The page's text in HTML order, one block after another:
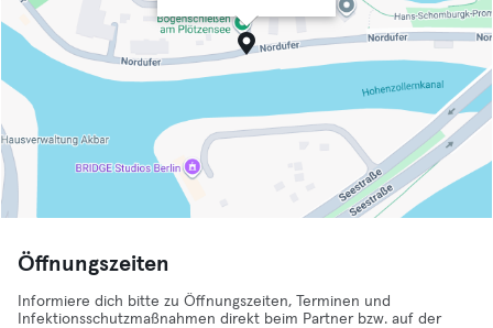
Öffnungszeiten
Informiere dich bitte zu Öffnungszeiten, Terminen und
Infektionsschutzmaßnahmen direkt beim Partner bzw. auf der